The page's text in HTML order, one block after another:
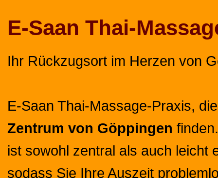
E-Saan Thai-
Ihr Rückzugsort im Herzen von
E-Saan Thai-Massage-Praxis,
Zentrum von Göppingen
ist sowohl zentral als auch leicht
sodass Sie Ihre Auszeit